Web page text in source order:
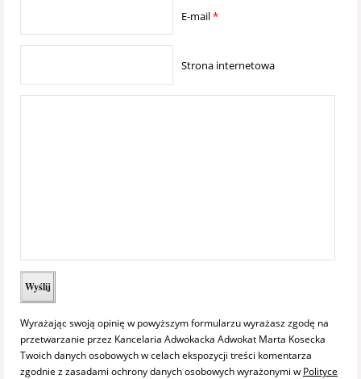
E-mail*
Strona internetowa
Wyrażając swoją opinię w powyższym formularzu wyrażasz zgodę na
przetwarzanie przez Kancelaria Adwokacka Adwokat Marta Kosecka
Twoich danych osobowych w celach ekspozycji treści komentarza
zgodnie z zasadami ochrony danych osobowych wyrażonymi w Polityce